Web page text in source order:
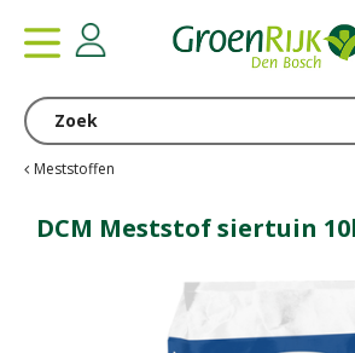
Meststoffen
DCM Meststof siertuin